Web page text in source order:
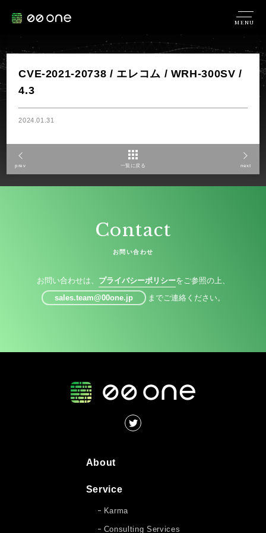
MENU
CVE-2021-20738 / エレコム / WRH-300SV /
4.3
2024.01.31
prev 一覧に戻る next
Contact
お問い合わせ
お問い合わせは、 プライバシーポリシーをご参照の上、
sales.team@00one.jp
までご連絡ください。
About
Service
Karma
Consulting Services